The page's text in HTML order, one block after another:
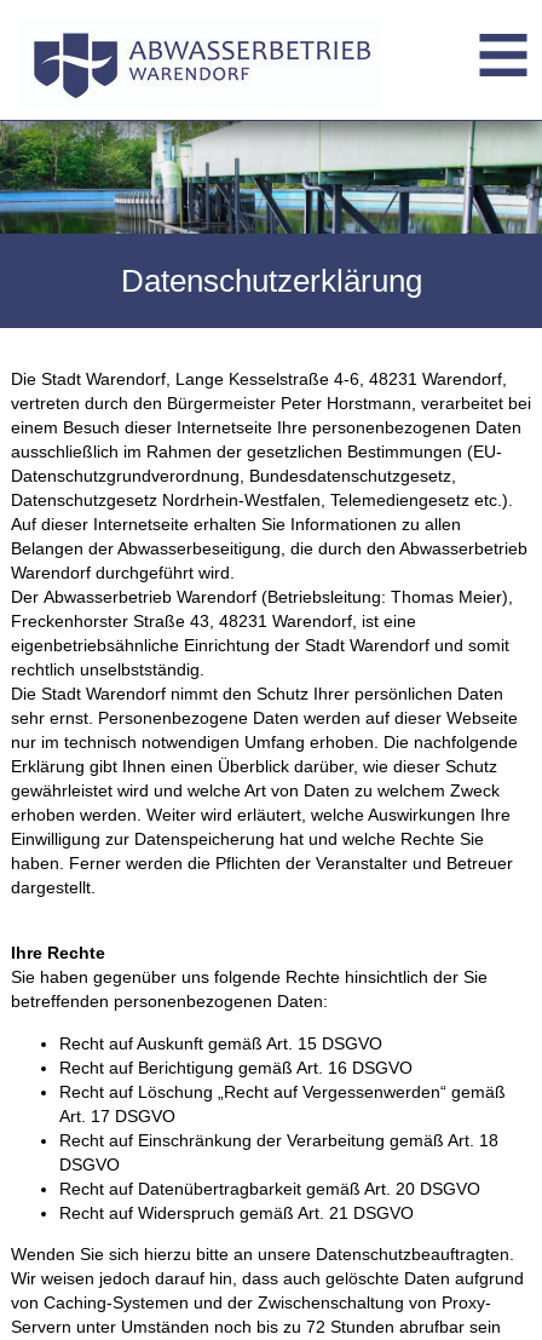
Datenschutzerklärung
Die Stadt Warendorf, Lange Kesselstraße 4‐6, 48231 Warendorf,
vertreten durch den Bürgermeister Peter Horstmann, verarbeitet bei
einem Besuch dieser Internetseite Ihre personenbezogenen Daten
ausschließlich im Rahmen der gesetzlichen Bestimmungen (EU-
Datenschutzgrundverordnung, Bundesdatenschutzgesetz,
Datenschutzgesetz Nordrhein‐Westfalen, Telemediengesetz etc.).
Auf dieser Internetseite erhalten Sie Informationen zu allen
Belangen der Abwasserbeseitigung, die durch den Abwasserbetrieb
Warendorf durchgeführt wird.
Der Abwasserbetrieb Warendorf (Betriebsleitung: Thomas Meier),
Freckenhorster Straße 43, 48231 Warendorf, ist eine
eigenbetriebsähnliche Einrichtung der Stadt Warendorf und somit
rechtlich unselbstständig.
Die Stadt Warendorf nimmt den Schutz Ihrer persönlichen Daten
sehr ernst. Personenbezogene Daten werden auf dieser Webseite
nur im technisch notwendigen Umfang erhoben. Die nachfolgende
Erklärung gibt Ihnen einen Überblick darüber, wie dieser Schutz
gewährleistet wird und welche Art von Daten zu welchem Zweck
erhoben werden. Weiter wird erläutert, welche Auswirkungen Ihre
Einwilligung zur Datenspeicherung hat und welche Rechte Sie
haben. Ferner werden die Pflichten der Veranstalter und Betreuer
dargestellt.
Ihre Rechte
Sie haben gegenüber uns folgende Rechte hinsichtlich der Sie
betreffenden personenbezogenen Daten:
Recht auf Auskunft gemäß Art. 15 DSGVO
Recht auf Berichtigung gemäß Art. 16 DSGVO
Recht auf Löschung „Recht auf Vergessenwerden“ gemäß
Art. 17 DSGVO
Recht auf Einschränkung der Verarbeitung gemäß Art. 18
DSGVO
Recht auf Datenübertragbarkeit gemäß Art. 20 DSGVO
Recht auf Widerspruch gemäß Art. 21 DSGVO
Wenden Sie sich hierzu bitte an unsere Datenschutzbeauftragten.
Wir weisen jedoch darauf hin, dass auch gelöschte Daten aufgrund
von Caching‐Systemen und der Zwischenschaltung von Proxy‐
Servern unter Umständen noch bis zu 72 Stunden abrufbar sein